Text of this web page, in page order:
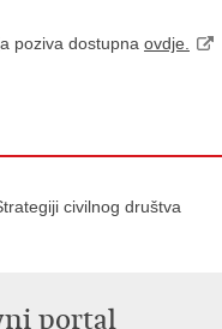
poziva dostupna ovdje.
civilnog društva
portal